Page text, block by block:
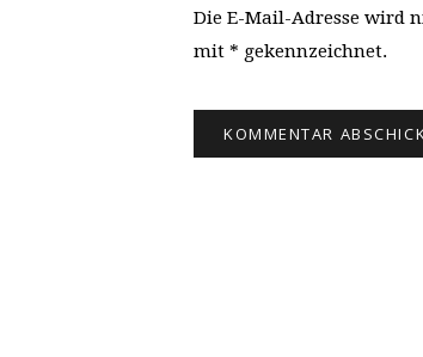
Die E-Mail-Adresse wird
mit * gekennzeichnet.